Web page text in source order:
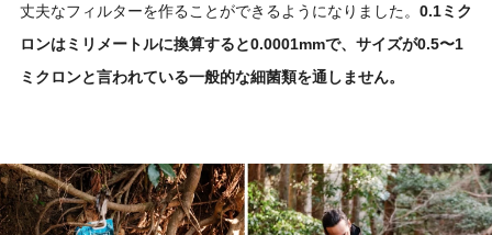
丈夫なフィルターを作ることができるようになりました。 0.1ミク
ロンはミリメートルに換算すると0.0001mmで、サイズが0.5〜1
ミクロンと言われている一般的な細菌類を通しません。